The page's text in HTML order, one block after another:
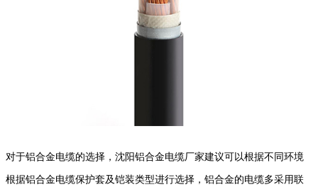
对于铝合金电缆的选择，沈阳铝合金电缆厂家建议可以根据不同环境
根据铝合金电缆保护套及铠装类型进行选择，铝合金的电缆多采用联